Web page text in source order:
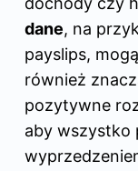
dane, na
payslips,
również
pozytywne
aby wszystko